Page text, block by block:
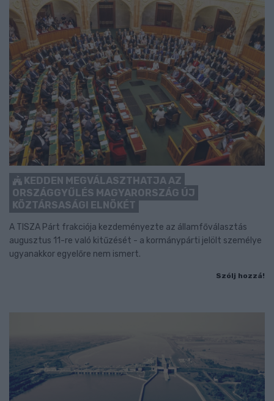
KEDDEN MEGVÁLASZTHATJA AZ
ORSZÁGGYŰLÉS MAGYARORSZÁG ÚJ
KÖZTÁRSASÁGI ELNÖKÉT
A TISZA Párt frakciója kezdeményezte az államfőválasztás
augusztus 11-re való kitűzését - a kormánypárti jelölt személye
ugyanakkor egyelőre nem ismert.
Szólj hozzá!